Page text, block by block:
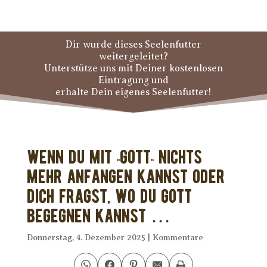
Dir wurde dieses Seelenfutter
weitergeleitet?
Unterstütze uns mit Deiner kostenlosen
Eintragung und
erhalte Dein eigenes Seelenfutter!
Wenn Du mit »Gott« nichts
mehr anfangen kannst oder
Dich fragst, wo Du Gott
begegnen kannst …
Donnerstag, 4. Dezember 2025 Kommentare